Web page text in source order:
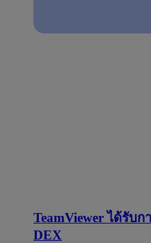
TeamViewer ได้รับ
DEX